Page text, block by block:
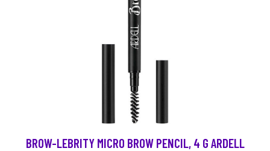
BROW-LEBRITY MICRO BROW PENCIL, 4 G ARDELL